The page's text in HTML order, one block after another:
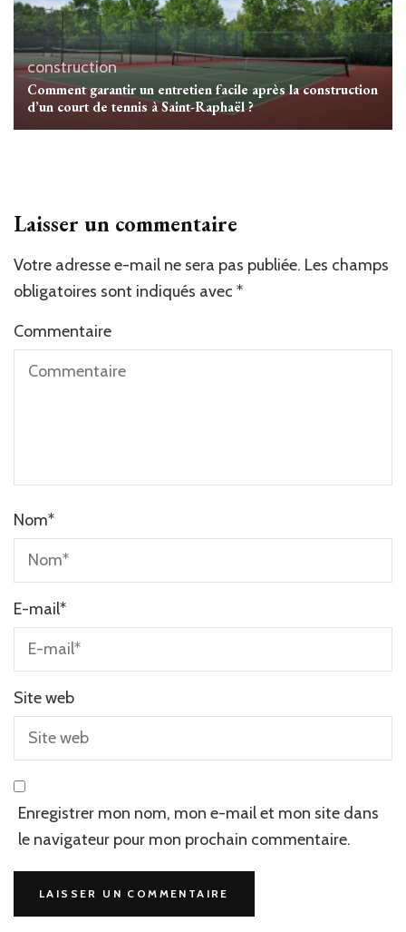
construction
Comment garantir un entretien facile après la construction
d’un court de tennis à Saint-Raphaël ?
Laisser un commentaire
Votre adresse e-mail ne sera pas publiée. Les champs
obligatoires sont indiqués avec *
Commentaire
Nom*
E-mail*
Site web
Enregistrer mon nom, mon e-mail et mon site dans
le navigateur pour mon prochain commentaire.
Alternative: